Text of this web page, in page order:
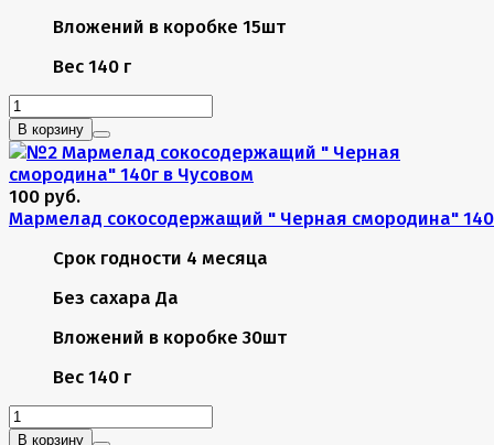
Вложений в коробке 15шт
Вес 140 г
В корзину
100 руб.
Мармелад сокосодержащий " Черная смородина"
Срок годности 4 месяца
Без сахара Да
Вложений в коробке 30шт
Вес 140 г
В корзину